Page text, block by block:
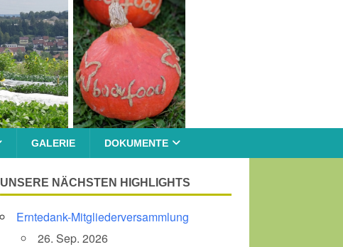
GALERIE DOKUMENTE
UNSERE NÄCHSTEN HIGHLIGHTS
Erntedank-Mitgliederversammlung
26. Sep. 2026